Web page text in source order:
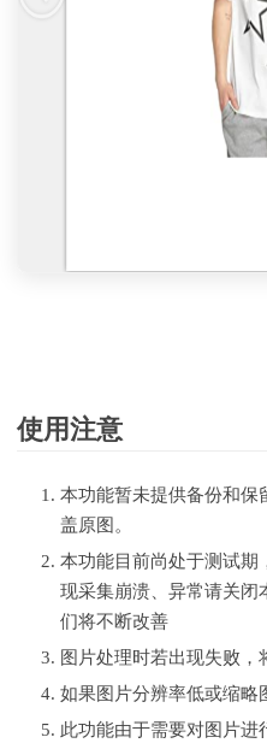
使用注意
本功能暂未提供备份和保
盖原图。
本功能目前尚处于测试期
现采集崩溃、异常请关闭
们将不断改善
图片处理时若出现失败，
如果图片分辨率低或缩略
此功能由于需要对图片进